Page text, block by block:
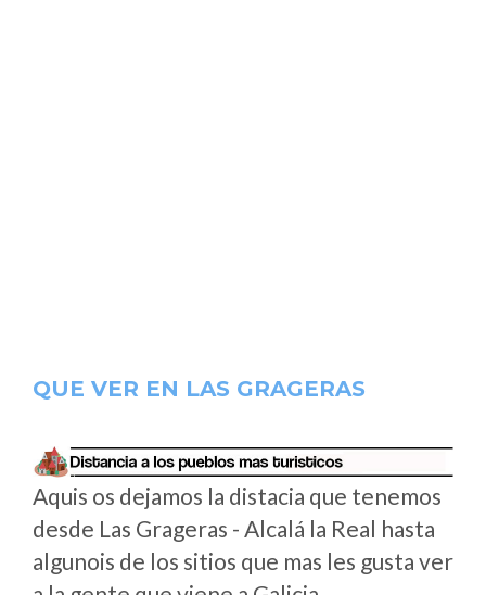
QUE VER EN LAS GRAGERAS
Aquis os dejamos la distacia que tenemos
desde Las Grageras - Alcalá la Real hasta
algunois de los sitios que mas les gusta ver